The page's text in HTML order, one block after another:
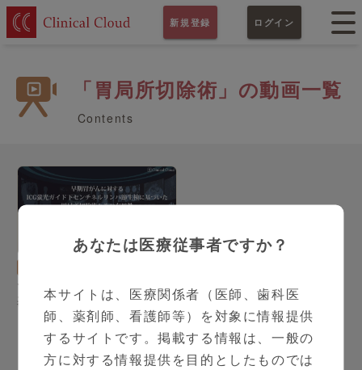
新規登録 ログイン
「胃局所切除術」の動画一覧
Contents
20:19
センチネルリンパ節理論に
基づいた胃局所切除術ーSN
理論に基づく胃局所切除術
の有用性ー
あなたは医療従事者ですか？
本サイトは、医療関係者（医師、歯科医
師、薬剤師、看護師等）を対象に情報提供
するサイトです。掲載する情報は、一般の
方に対する情報提供を目的としたものでは